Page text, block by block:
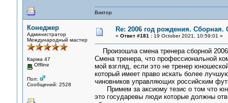
Виктор
Конеджер
Администратор
Международный мастер
Карма 47
Offline
Пол:
Сообщений: 2528
Re: 2006 год рождения.
« Ответ #181 :19 October 2021, 10:59:01 »
Произошла смена тренера сборной
Смена тренера, что профессиональной
мой взгляд, если это не тренер
который имеет право искать более
чиновников управляющих российским
Примем за аксиому тезис о том что
это государевы люди которые должны